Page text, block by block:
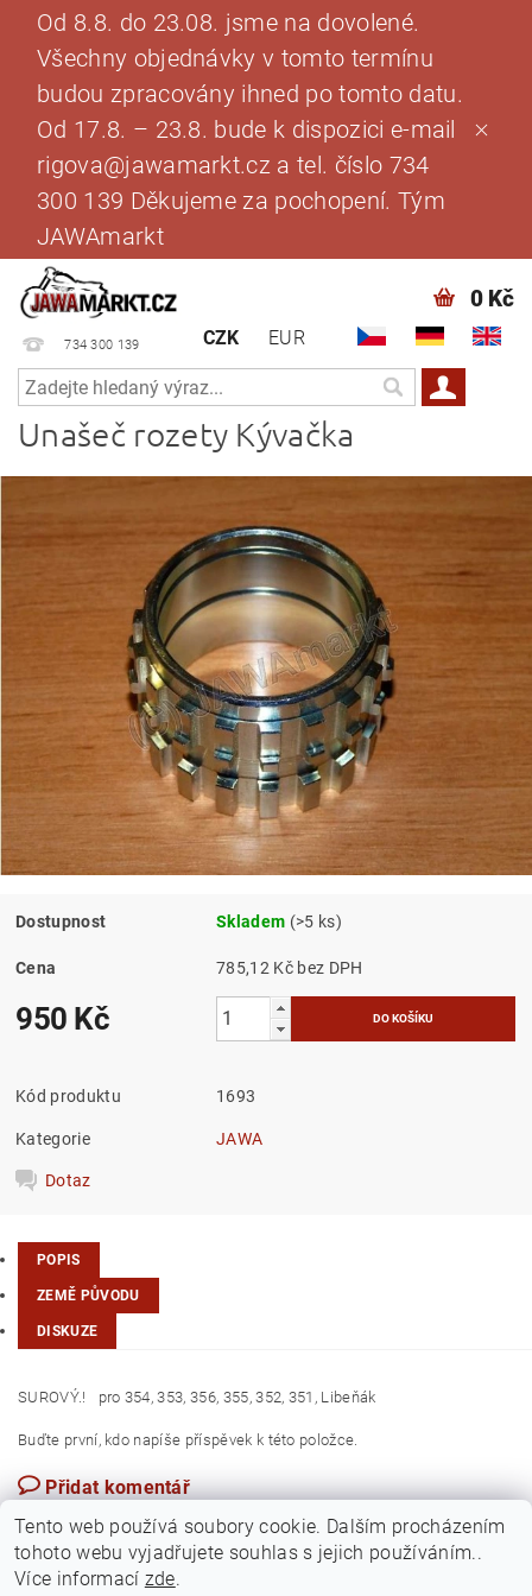
Od 8.8. do 23.08. jsme na dovolené.
Všechny objednávky v tomto termínu
budou zpracovány ihned po tomto datu.
Od 17.8. – 23.8. bude k dispozici e-mail
rigova@jawamarkt.cz a tel. číslo 734
300 139 Děkujeme za pochopení. Tým
JAWAmarkt
734 300 139 CZK EUR
0 Kč
Unašeč rozety Kývačka
Dostupnost Skladem (>5 ks)
Cena 785,12 Kč bez DPH
950 Kč
Kód produktu 1693
Kategorie JAWA
Dotaz
POPIS
ZEMĚ PŮVODU
DISKUZE
SUROVÝ.! pro 354, 353, 356, 355, 352, 351, Libeňák
Buďte první, kdo napíše příspěvek k této položce.
Přidat komentář
Tento web používá soubory cookie. Dalším procházením
tohoto webu vyjadřujete souhlas s jejich používáním..
Více informací zde.